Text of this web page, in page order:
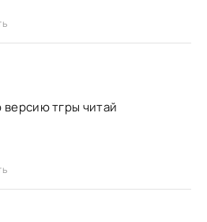
версию тгры читай